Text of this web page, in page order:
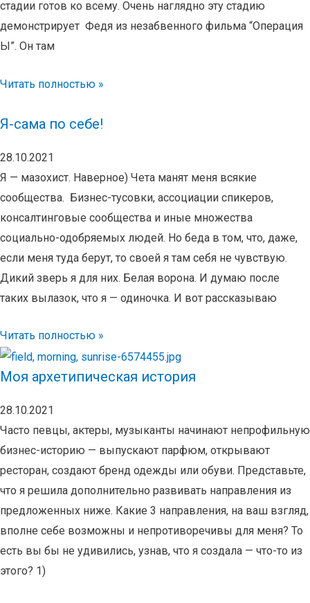
стадии готов ко всему. Очень наглядно эту стадию
демонстрирует Федя из незабвенного фильма “Операция
Ы”. Он там
Читать полностью »
Я-сама по себе!
28.10.2021
Я — мазохист. Наверное) Чета манят меня всякие
сообщества. Бизнес-тусовки, ассоциации спикеров,
консалтинговые сообщества и иные множества
социально-одобряемых людей. Но беда в том, что, даже,
если меня туда берут, то своей я там себя не чувствую.
Дикий зверь я для них. Белая ворона. И думаю после
таких вылазок, что я — одиночка. И вот рассказываю
Читать полностью »
Моя архетипическая история
28.10.2021
Часто певцы, актеры, музыканты начинают непрофильную
бизнес-историю — выпускают парфюм, открывают
ресторан, создают бренд одежды или обуви. Представьте,
что я решила дополнительно развивать направления из
предложенных ниже. Какие 3 направления, на ваш взгляд,
вполне себе возможны и непротиворечивы для меня? То
есть вы бы не удивились, узнав, что я создала — что-то из
этого? 1)